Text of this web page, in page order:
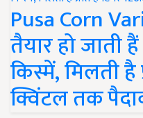
Pusa Corn
तैयार हो जाती
किस्में, मिलती है
क्विंटल तक